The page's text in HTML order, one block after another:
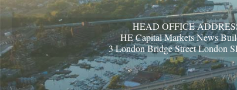
HEAD OFFICE
HE Capital Markets News
3 London Bridge Street London